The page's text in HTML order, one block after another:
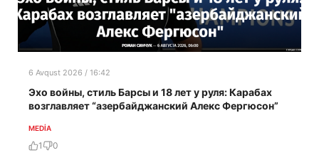
6 Avqust 2026 / 16:42
Эхо войны, стиль Барсы и 18 лет у руля: Карабах
возглавляет “азербайджанский Алекс Фергюсон”
MEDİA
1 0